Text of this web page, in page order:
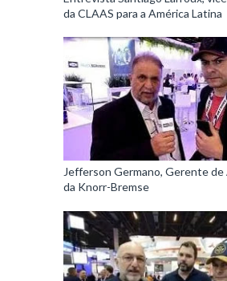
da CLAAS para a América Latina
Jefferson Germano, Gerente
da Knorr-Bremse